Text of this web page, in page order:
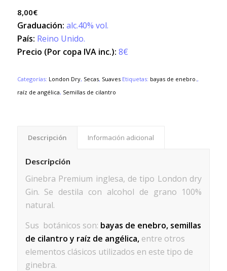
8,00€
Graduación: alc.40% vol.
País: Reino Unido.
Precio (Por copa IVA inc.): 8€
Categorías: London Dry, Secas, Suaves Etiquetas: bayas de enebro. ,
raíz de angélica, Semillas de cilantro
Descripción Información adicional
Descripción
Ginebra Premium inglesa, de tipo London dry
Gin. Se destila con alcohol de grano 100%
natural.
Sus botánicos son: bayas de enebro, semillas
de cilantro y raíz de angélica,entre otros
elementos clásicos utilizados en este tipo de
ginebra.